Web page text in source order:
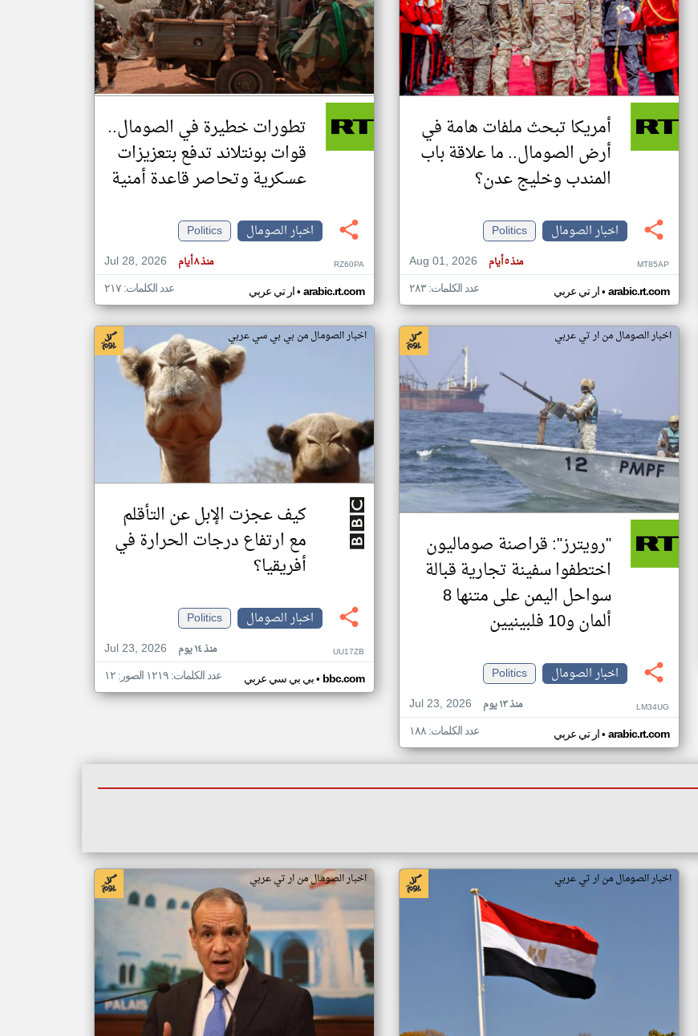
تغيير الدولة
مصادر الأخبار من الصومال
اخبار الصومال على مدار الساعة
أهم اخبار الصومال العاجلة والمباشرة
أمريكا تبحث ملفات هامة في
أرض الصومال.. ما علاقة باب
المندب وخليج عدن؟
اخبار الصومال
Politics
Aug 01, 2026
منذ ٥ أيام MT85AP
ار تي عربي• arabic.rt.com عدد الكلمات: ٢٨٣
تطورات خطيرة في الصومال..
قوات بونتلاند تدفع بتعزيزات
عسكرية وتحاصر قاعدة أمنية
اخبار الصومال
Politics
Jul 28, 2026
منذ ٨ أيام RZ60PA
ار تي عربي• arabic.rt.com عدد الكلمات: ٢١٧
اخبار الصومال من ار تي عربي
"رويترز": قراصنة صوماليون
اختطفوا سفينة تجارية قبالة
سواحل اليمن على متنها 8
ألمان و10 فلبينيين
اخبار الصومال
Politics
Jul 23, 2026
منذ ١٣ يوم LM34UG
ار تي عربي• arabic.rt.com عدد الكلمات: ١٨٨
اخبار الصومال من بي بي سي عربي
كيف عجزت الإبل عن التأقلم
مع ارتفاع درجات الحرارة في
أفريقيا؟
اخبار الصومال
Politics
Jul 23, 2026
منذ ١٤ يوم UU17ZB
بي بي سي عربي• bbc.com عدد الكلمات: ١٢١٩ الصور: ١٢
اخبار الصومال من ار تي عربي اخبار الصومال من ار تي عربي
klyoum.com